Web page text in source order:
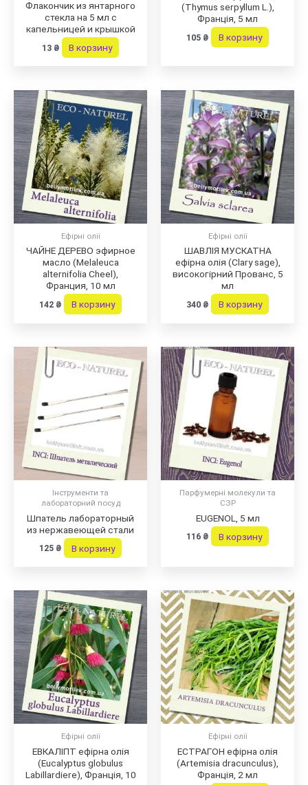
Флакончик из янтарного
стекла на 5 мл с
капельницей и крышкой
13 ₴ В корзину
(Thymus serpyllum L.),
Франція, 5 мл
105 ₴ В корзину
Ефірні олії
ЧАЙНЕ ДЕРЕВО эфирное
масло (Melaleuca
alternifolia Cheel),
Франция, 10 мл
142 ₴ В корзину
Ефірні олії
ШАВЛІЯ МУСКАТНА
ефірна олія (Clary sage),
високогірний Прованс, 5
мл
340 ₴ В корзину
Інструменти та
лабораторний посуд
Шпатель лабораторный
из нержавеющей стали
125 ₴ В корзину
Парфумерні молекули та
СЗР
EUGENOL, 5 мл
116 ₴ В корзину
Ефірні олії
ЕВКАЛІПТ ефірна олія
(Eucalyptus globulus
Labillardiere), Франція, 10
Ефірні олії
ЕСТРАГОН ефірна олія
(Artemisia dracunculus),
Франція, 2 мл